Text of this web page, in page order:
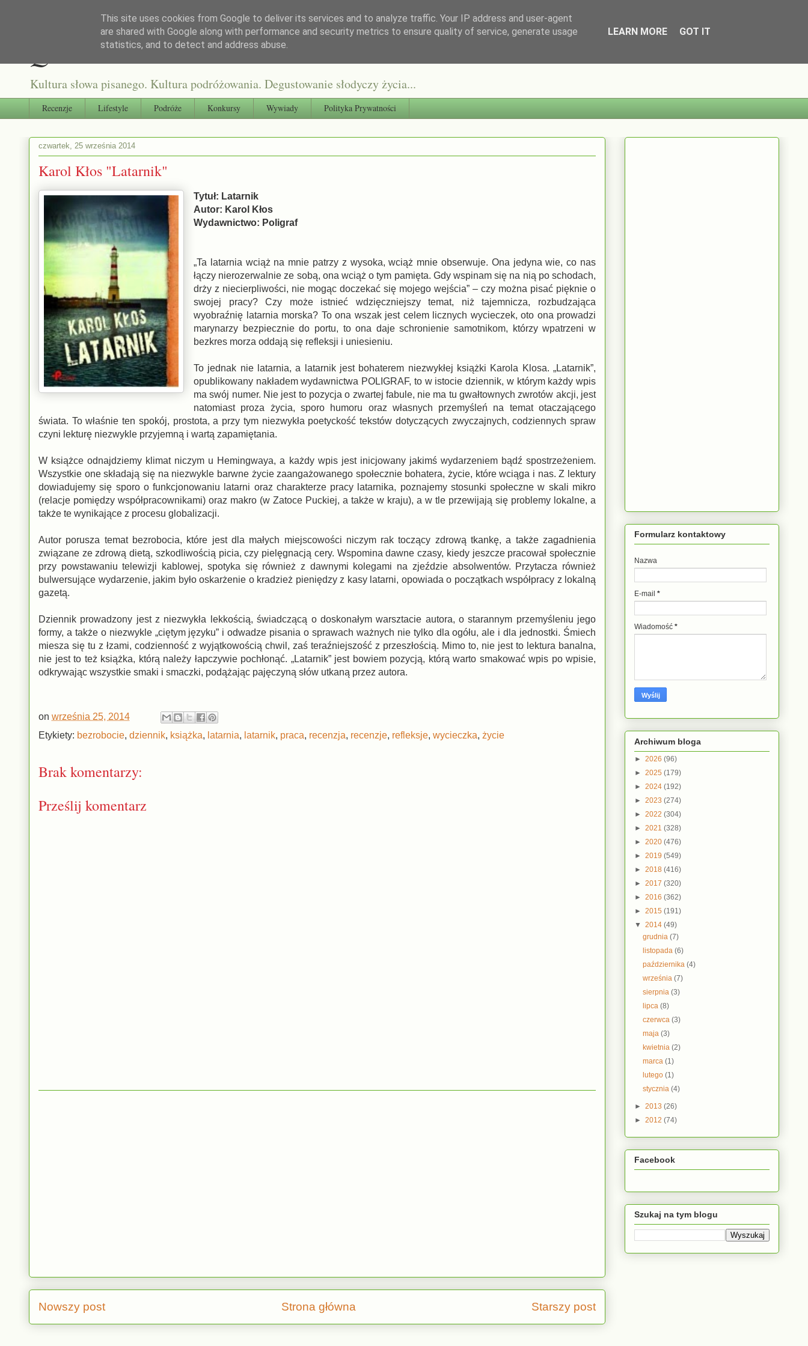
Qultura słowa
Kultura słowa pisanego. Kultura podróżowania. Degustowanie słodyczy życia...
Recenzje Lifestyle Podróże Konkursy Wywiady Polityka Prywatności
czwartek, 25 września 2014
Karol Kłos "Latarnik"
Tytuł: Latarnik
Autor: Karol Kłos
Wydawnictwo: Poligraf
„Ta latarnia wciąż na mnie patrzy z wysoka, wciąż mnie obserwuje. Ona jedyna wie, co nas
łączy nierozerwalnie ze sobą, ona wciąż o tym pamięta. Gdy wspinam się na nią po schodach,
drży z niecierpliwości, nie mogąc doczekać się mojego wejścia” – czy można pisać pięknie o
swojej pracy? Czy może istnieć wdzięczniejszy temat, niż tajemnicza, rozbudzająca
wyobraźnię latarnia morska? To ona wszak jest celem licznych wycieczek, oto ona prowadzi
marynarzy bezpiecznie do portu, to ona daje schronienie samotnikom, którzy wpatrzeni w
bezkres morza oddają się refleksji i uniesieniu.
To jednak nie latarnia, a latarnik jest bohaterem niezwykłej książki Karola Klosa. „Latarnik”,
opublikowany nakładem wydawnictwa POLIGRAF, to w istocie dziennik, w którym każdy wpis
ma swój numer. Nie jest to pozycja o zwartej fabule, nie ma tu gwałtownych zwrotów akcji, jest
natomiast proza życia, sporo humoru oraz własnych przemyśleń na temat otaczającego
świata. To właśnie ten spokój, prostota, a przy tym niezwykła poetyckość tekstów dotyczących zwyczajnych, codziennych spraw
czyni lekturę niezwykle przyjemną i wartą zapamiętania.
W książce odnajdziemy klimat niczym u Hemingwaya, a każdy wpis jest inicjowany jakimś wydarzeniem bądź spostrzeżeniem.
Wszystkie one składają się na niezwykle barwne życie zaangażowanego społecznie bohatera, życie, które wciąga i nas. Z lektury
dowiadujemy się sporo o funkcjonowaniu latarni oraz charakterze pracy latarnika, poznajemy stosunki społeczne w skali mikro
(relacje pomiędzy współpracownikami) oraz makro (w Zatoce Puckiej, a także w kraju), a w tle przewijają się problemy lokalne, a
także te wynikające z procesu globalizacji.
Autor porusza temat bezrobocia, które jest dla małych miejscowości niczym rak toczący zdrową tkankę, a także zagadnienia
związane ze zdrową dietą, szkodliwością picia, czy pielęgnacją cery. Wspomina dawne czasy, kiedy jeszcze pracował społecznie
przy powstawaniu telewizji kablowej, spotyka się również z dawnymi kolegami na zjeździe absolwentów. Przytacza również
bulwersujące wydarzenie, jakim było oskarżenie o kradzież pieniędzy z kasy latarni, opowiada o początkach współpracy z lokalną
gazetą.
Dziennik prowadzony jest z niezwykła lekkością, świadczącą o doskonałym warsztacie autora, o starannym przemyśleniu jego
formy, a także o niezwykle „ciętym języku” i odwadze pisania o sprawach ważnych nie tylko dla ogółu, ale i dla jednostki. Śmiech
miesza się tu z łzami, codzienność z wyjątkowością chwil, zaś teraźniejszość z przeszłością. Mimo to, nie jest to lektura banalna,
nie jest to też książka, którą należy łapczywie pochłonąć. „Latarnik” jest bowiem pozycją, którą warto smakować wpis po wpisie,
odkrywając wszystkie smaki i smaczki, podążając pajęczyną słów utkaną przez autora.
on września 25, 2014
Etykiety: bezrobocie, dziennik, książka, latarnia, latarnik, praca, recenzja, recenzje, refleksje, wycieczka, życie
Brak komentarzy:
Prześlij komentarz
Nowszy post Starszy post
Strona główna
Formularz kontaktowy
Nazwa
E-mail *
Wiadomość *
Archiwum bloga
► 2026 (96)
► 2025 (179)
► 2024 (192)
► 2023 (274)
► 2022 (304)
► 2021 (328)
► 2020 (476)
► 2019 (549)
► 2018 (416)
► 2017 (320)
► 2016 (362)
► 2015 (191)
▼ 2014 (49)
grudnia(7)
listopada(6)
października(4)
września(7)
sierpnia(3)
lipca(8)
czerwca(3)
maja(3)
kwietnia(2)
marca(1)
lutego(1)
stycznia(4)
► 2013 (26)
► 2012 (74)
Facebook
Szukaj na tym blogu
This site uses cookies from Google to deliver its services and to analyze traffic. Your IP address and user-agent
are shared with Google along with performance and security metrics to ensure quality of service, generate usage
statistics, and to detect and address abuse.
LEARN MORE GOT IT